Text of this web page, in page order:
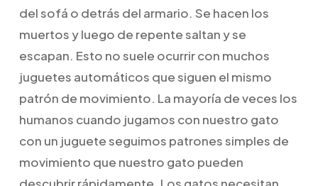
del sofá o detrás del armario. Se hacen los
muertos y luego de repente saltan y se
escapan. Esto no suele ocurrir con muchos
juguetes automáticos que siguen el mismo
patrón de movimiento. La mayoría de veces los
humanos cuando jugamos con nuestro gato
con un juguete seguimos patrones simples de
movimiento que nuestro gato pueden